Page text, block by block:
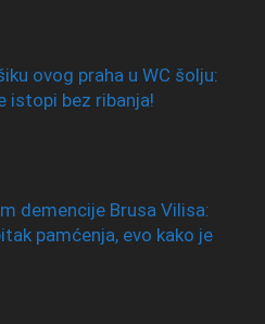
ovog praha u WC šolju:
istopi bez ribanja!
demencije Brusa Vilisa:
pamćenja, evo kako je